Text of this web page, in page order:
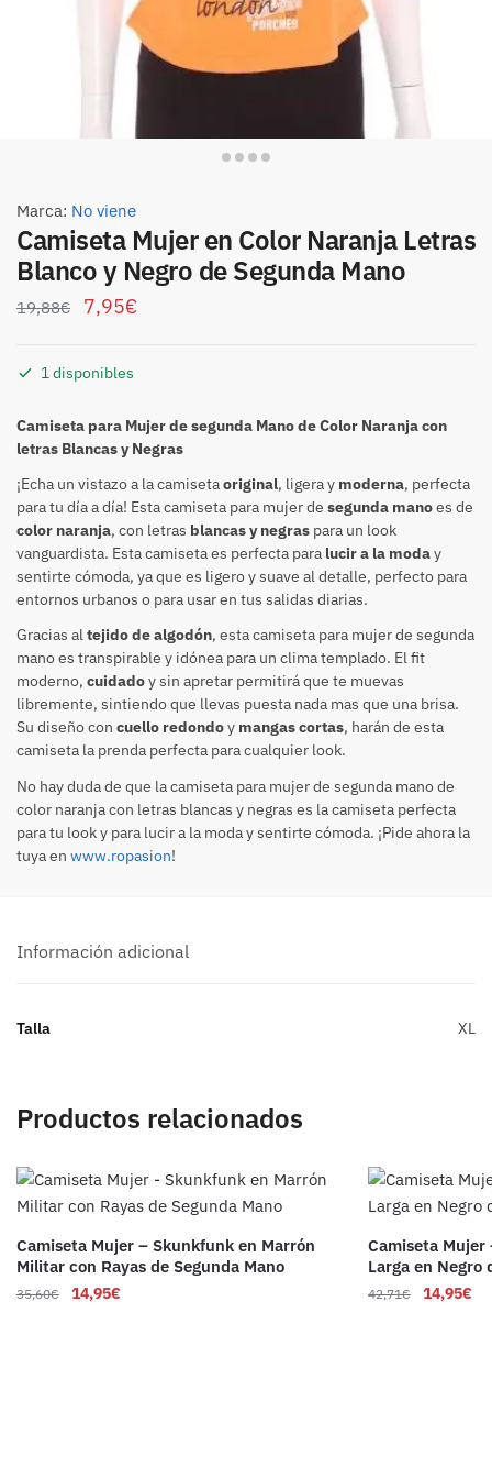
Marca: No viene
Camiseta Mujer en Color Naranja Letras
Blanco y Negro de Segunda Mano
19,88€ 7,95€
1 disponibles
Camiseta para Mujer de segunda Mano de Color Naranja con
letras Blancas y Negras
¡Echa un vistazo a la camisetaoriginal, ligera y moderna, perfecta
para tu día a día! Esta camiseta para mujer de segunda manoes de
color naranja, con letras blancas y negras para un look
vanguardista. Esta camiseta es perfecta para lucir a la moday
sentirte cómoda, ya que es ligero y suave al detalle, perfecto para
entornos urbanos o para usar en tus salidas diarias.
Gracias altejido de algodón, esta camiseta para mujer de segunda
mano es transpirable y idónea para un clima templado. El fit
moderno, cuidadoy sin apretar permitirá que te muevas
libremente, sintiendo que llevas puesta nada mas que una brisa.
Su diseño con cuello redondoy mangas cortas, harán de esta
camiseta la prenda perfecta para cualquier look.
No hay duda de que la camiseta para mujer de segunda mano de
color naranja con letras blancas y negras es la camiseta perfecta
para tu look y para lucir a la moda y sentirte cómoda. ¡Pide ahora la
tuya en www.ropasion!
Información adicional
Talla XL
Productos relacionados
Camiseta Mujer – Skunkfunk en Marrón
Militar con Rayas de Segunda Mano
35,60€ 14,95€
Camiseta Mujer
Larga en Negro
42,71€ 14,95€